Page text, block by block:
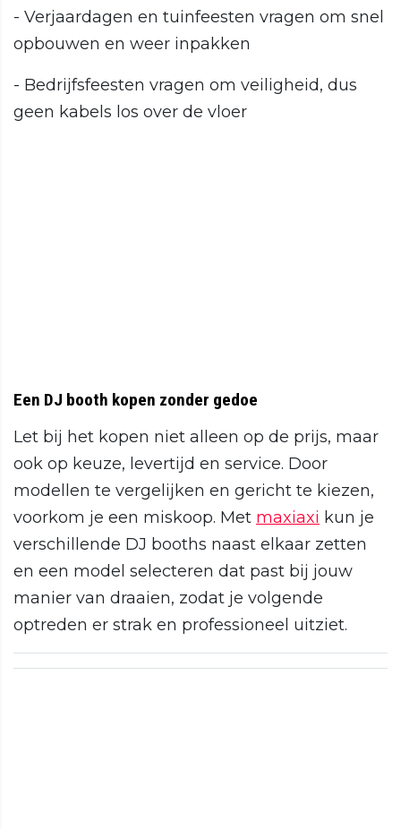
- Verjaardagen en tuinfeesten vragen om snel
opbouwen en weer inpakken
- Bedrijfsfeesten vragen om veiligheid, dus
geen kabels los over de vloer
Een DJ booth kopen zonder gedoe
Let bij het kopen niet alleen op de prijs, maar
ook op keuze, levertijd en service. Door
modellen te vergelijken en gericht te kiezen,
voorkom je een miskoop. Met maxiaxi kun je
verschillende DJ booths naast elkaar zetten
en een model selecteren dat past bij jouw
manier van draaien, zodat je volgende
optreden er strak en professioneel uitziet.